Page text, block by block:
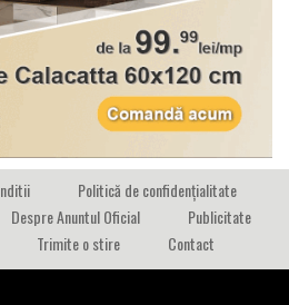
Politică de confidențialitate
Despre Anuntul Oficial
Publicitate
Trimite o stire Contact